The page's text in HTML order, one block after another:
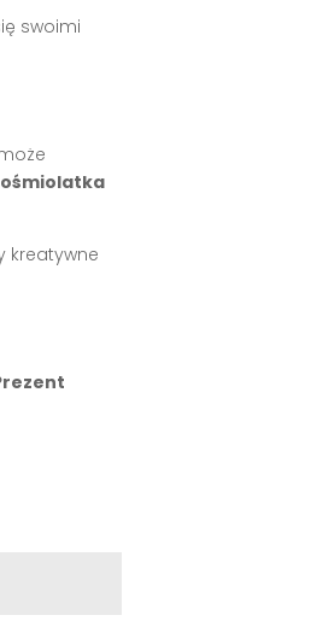
swoimi
kreatywne